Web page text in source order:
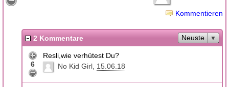
Kommentieren
2 Kommentare Neuste
6
Resli,wie verhütest Du?
No Kid Girl 15.06.18